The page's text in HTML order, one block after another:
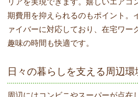
リアを実現できます。嬉しいエアコ
期費用を抑えられるのもポイント。
ァイバーに対応しており、在宅ワー
趣味の時間も快適です。
日々の暮らしを支える周辺環
周辺にはコンビニやスーパーが点在